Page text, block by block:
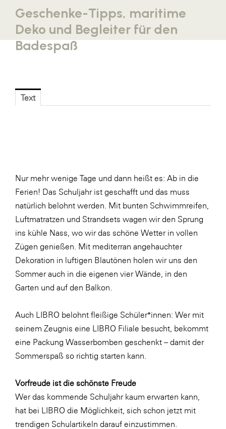
Blaguss
Bundesverband Sonnenschutztechnik
Cineplexx
Darbo
EY
FG UBIT Salzburg
Fressnapf
FRoSTA
FV Energierohstoff & Kraftstoff
Gardena
GBV - Verband gemeinnütziger
Bauvereinigungen
Getzner Werkstoffe
ikp
JELD-WEN DANA
Geschenke-Tipps, maritime
Deko und Begleiter für den
Badespaß
Text
Nur mehr wenige Tage und dann heißt es: Ab in die
Ferien! Das Schuljahr ist geschafft und das muss
natürlich belohnt werden. Mit bunten Schwimmreifen,
Luftmatratzen und Strandsets wagen wir den Sprung
ins kühle Nass, wo wir das schöne Wetter in vollen
Zügen genießen. Mit mediterran angehauchter
Dekoration in luftigen Blautönen holen wir uns den
Sommer auch in die eigenen vier Wände, in den
Garten und auf den Balkon.
Auch LIBRO belohnt fleißige Schüler*innen: Wer mit
seinem Zeugnis eine LIBRO Filiale besucht, bekommt
eine Packung Wasserbomben geschenkt – damit der
Sommerspaß so richtig starten kann.
Vorfreude ist die schönste Freude
Wer das kommende Schuljahr kaum erwarten kann,
hat bei LIBRO die Möglichkeit, sich schon jetzt mit
trendigen Schulartikeln darauf einzustimmen.